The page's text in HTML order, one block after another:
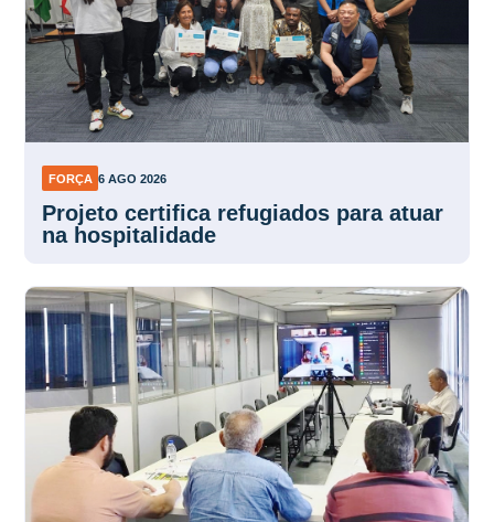
FORÇA 6 AGO 2026
Projeto certifica refugiados para atuar
na hospitalidade